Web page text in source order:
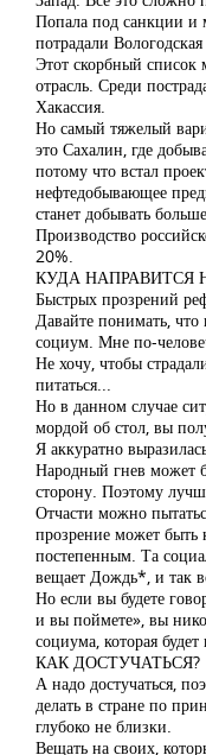
Попала под санкции и
потрадали
Этот скорбный
отрасль. Среди
Хакассия.
Но самый тяжелый
это Сахалин, где
потому что встал
нефтедобывающее
станет добывать
Производство
20%.
КУДА НАПРАВИТСЯ
Быстрых прозрений
Давайте понимать, что
социум. Мне по-
Не хочу, чтобы
питаться...
Но в данном случае
мордой об стол, вы
Я аккуратно
Народный гнев может
сторону. Поэтому
Отчасти можно
прозрение может
постепенным. Та
вещает Дождь*, и так
Но если вы будете
и вы поймете», вы
социума, которая
КАК ДОСТУЧАТЬСЯ?
А надо достучаться,
делать в стране по
глубоко не близки.
Вещать на своих,